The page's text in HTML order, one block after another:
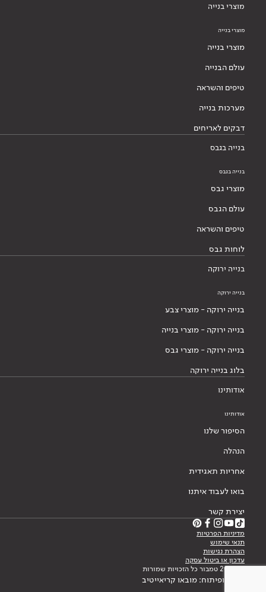
מוצרי בנייה
מוצרי בנייה
מוצרי בנייה
עולם הבנייה
טיפים והשראה
מערכות בנייה
דבקים לאריחים
בנייה בגבס
בנייה בגבס
מוצרי גבס
עולם הגבס
טיפים והשראה
לוחות גבס
בנייה ירוקה
בנייה ירוקה
בנייה ירוקה - מוצרי צבע
בנייה ירוקה - מוצרי בנייה
בנייה ירוקה - מוצרי גבס
בלוג בנייה ירוקה
אודותינו
אודותינו
הסיפור שלנו
הנהלה
אחריות תאגידית
בואו לעבוד איתנו
יצירת קשר
מדיניות הפרטיות
תנאי שימוש
הצהרת נגישות
עדכון או ביטול עסקה
© 2026 טמבור כל הזכויות שמורות
עיצוב ופיתוח: מובאו קריאייטיב